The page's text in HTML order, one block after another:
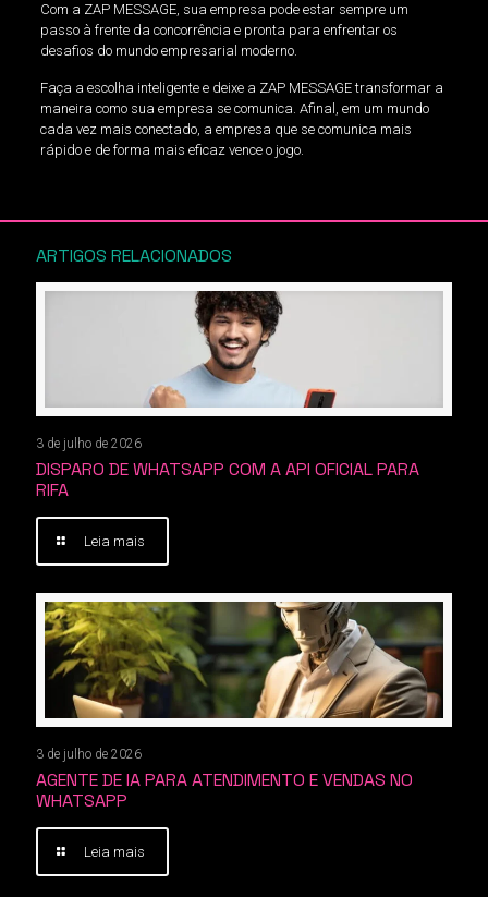
Com a ZAP MESSAGE, sua empresa pode estar sempre um
passo à frente da concorrência e pronta para enfrentar os
desafios do mundo empresarial moderno.
Faça a escolha inteligente e deixe a ZAP MESSAGE transformar a
maneira como sua empresa se comunica. Afinal, em um mundo
cada vez mais conectado, a empresa que se comunica mais
rápido e de forma mais eficaz vence o jogo.
ARTIGOS RELACIONADOS
3 de julho de 2026
DISPARO DE WHATSAPP COM A API OFICIAL PARA
RIFA
Leia mais
3 de julho de 2026
AGENTE DE IA PARA ATENDIMENTO E VENDAS NO
WHATSAPP
Leia mais